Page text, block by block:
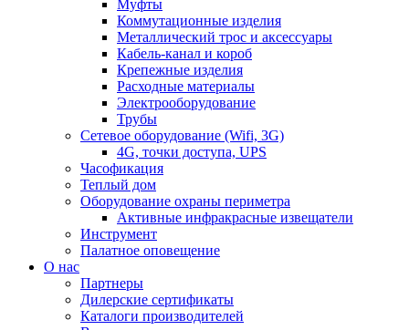
Муфты
Коммутационные изделия
Металлический трос и аксессуары
Кабель-канал и короб
Крепежные изделия
Расходные материалы
Электрооборудование
Трубы
Сетевое оборудование (Wifi, 3G)
4G, точки доступа, UPS
Часофикация
Теплый дом
Оборудование охраны периметра
Активные инфракрасные извещатели
Инструмент
Палатное оповещение
О нас
Партнеры
Дилерские сертификаты
Каталоги производителей